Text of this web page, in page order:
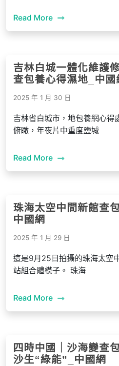
Read More
吉林白城一體化維護
查包養心得濕地_中國
2025 年 1 月 30 日
吉林省白城市，地包養網心得
俯瞰，年夜片中重度鹽堿
Read More
珠海太空中間新館查
中國網
2025 年 1 月 29 日
這是9月25日拍攝的珠海太空
站組合體模子。 珠海
Read More
四時中國｜沙海變查
沙生“綠能”_中國網